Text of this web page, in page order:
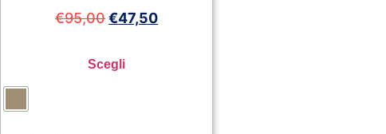
€95,00€47,50
Scegli